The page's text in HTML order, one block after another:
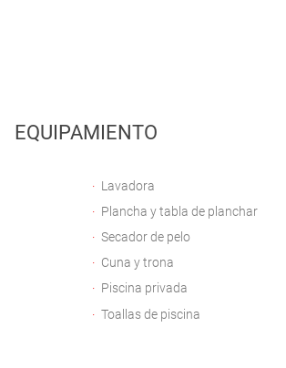
EQUIPAMIENTO
Lavadora
Plancha y tabla de planchar
Secador de pelo
Cuna y trona
Piscina privada
Toallas de piscina